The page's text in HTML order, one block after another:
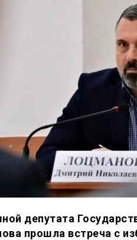
депутата
прошла встреча с